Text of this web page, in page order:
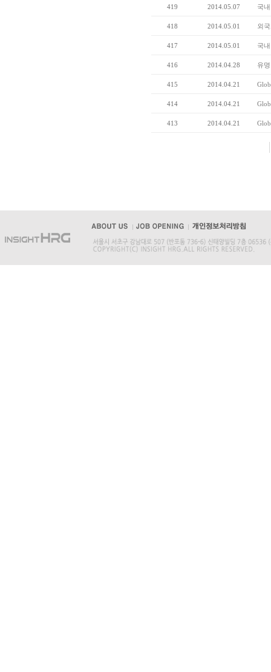
419 2014.05.07 국
418 2014.05.01 외
417 2014.05.01 국
416 2014.04.28 유
415 2014.04.21
414 2014.04.21
413 2014.04.21